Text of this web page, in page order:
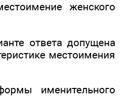
женского
ответа допущена
местоимения
именительного